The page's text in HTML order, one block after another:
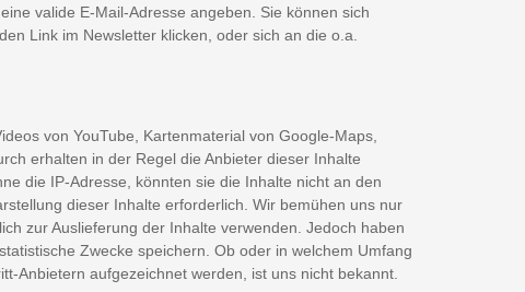
valide E-Mail-Adresse angeben. Sie können sich
Link im Newsletter klicken, oder sich an die o.a.
von YouTube, Kartenmaterial von Google-Maps,
erhalten in der Regel die Anbieter dieser Inhalte
die IP-Adresse, könnten sie die Inhalte nicht an den
dieser Inhalte erforderlich. Wir bemühen uns nur
zur Auslieferung der Inhalte verwenden. Jedoch haben
Zwecke speichern. Ob oder in welchem Umfang
Anbietern aufgezeichnet werden, ist uns nicht bekannt.